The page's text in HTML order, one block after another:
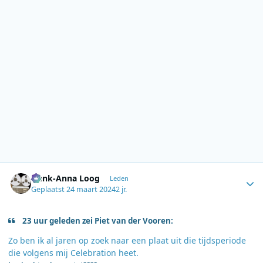
Henk-Anna Loog Leden
Geplaatst24 maart 20242 jr.
23 uur geleden zei Piet van der Vooren:
Zo ben ik al jaren op zoek naar een plaat uit die tijdsperiode
die volgens mij Celebration heet.